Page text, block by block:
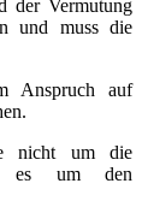
der Vermutung
und muss die
Anspruch auf
nicht um die
es um den